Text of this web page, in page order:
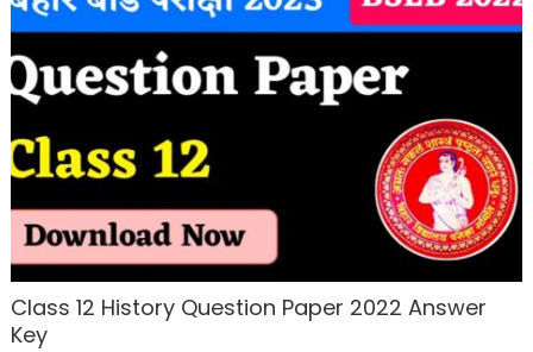
Class 12 History Question Paper 2022 Answer
Key